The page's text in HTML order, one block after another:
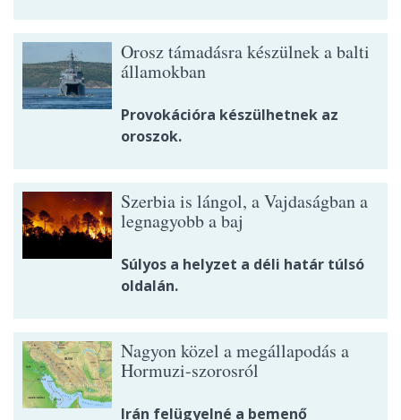
Orosz támadásra készülnek a balti
államokban
Provokációra készülhetnek az
oroszok.
Szerbia is lángol, a Vajdaságban a
legnagyobb a baj
Súlyos a helyzet a déli határ túlsó
oldalán.
Nagyon közel a megállapodás a
Hormuzi-szorosról
Irán felügyelné a bemenő